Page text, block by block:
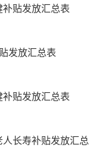
贴发放汇总表
发放汇总表
贴发放汇总表
长寿补贴发放汇总